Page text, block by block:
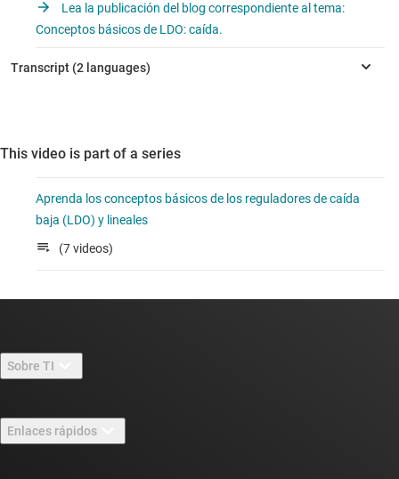
Lea la publicación del blog correspondiente al tema:
Conceptos básicos de LDO: caída.
This video is part of a series
Aprenda los conceptos básicos de los reguladores de caída
baja (LDO) y lineales
(7 videos)
Sobre TI
Carreras laborales
Enlaces rápidos